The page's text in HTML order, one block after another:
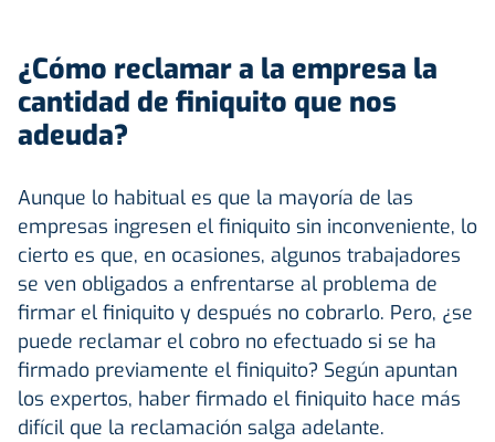
¿Cómo reclamar a la empresa la
cantidad de finiquito que nos
adeuda?
Aunque lo habitual es que la mayoría de las
empresas ingresen el finiquito sin inconveniente, lo
cierto es que, en ocasiones, algunos trabajadores
se ven obligados a enfrentarse al problema de
firmar el finiquito y después no cobrarlo. Pero, ¿se
puede reclamar el cobro no efectuado si se ha
firmado previamente el finiquito? Según apuntan
los expertos, haber firmado el finiquito hace más
difícil que la reclamación salga adelante.